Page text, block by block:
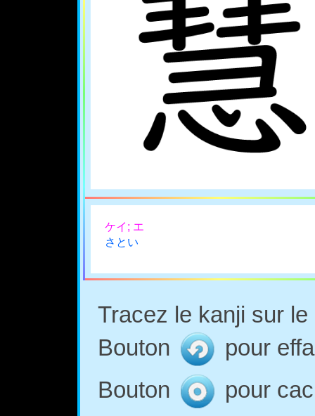
ケイ; エ
さとい
Tracez le kanji sur
Bouton
pour
Bouton
pour